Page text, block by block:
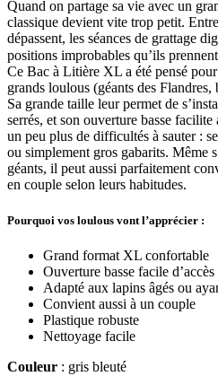
Quand on partage sa vie avec un
classique devient vite trop petit.
dépassent, les séances de grattage
positions improbables qu’ils
Ce Bac à Litière XL a été pensé
grands loulous (géants des
Sa grande taille leur permet de
serrés, et son ouverture basse
un peu plus de difficultés à sauter :
ou simplement gros gabarits. Même
géants, il peut aussi parfaitement
en couple selon leurs habitudes.
Pourquoi vos loulous vont l’apprécier :
Grand format XL confortable
Ouverture basse facile d’accès
Adapté aux lapins âgés ou
Convient aussi à un couple
Plastique robuste
Nettoyage facile
Couleur : gris bleuté